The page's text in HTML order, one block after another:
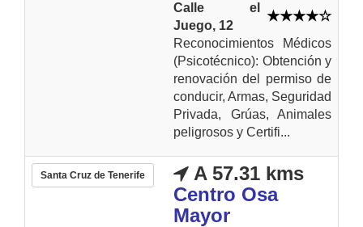
Calle el
Juego, 12
Reconocimientos Médicos
(Psicotécnico): Obtención y
renovación del permiso de
conducir, Armas, Seguridad
Privada, Grúas, Animales
peligrosos y Certifi...
Santa Cruz de Tenerife
A 57.31 kms
Centro Osa
Mayor